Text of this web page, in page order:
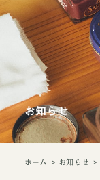
お知らせ
ホーム お知らせ